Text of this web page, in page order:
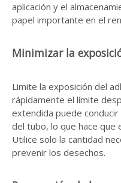
aplicación y el
papel importante en el
Minimizar la
Limite la exposición del
rápidamente el límite
extendida puede
del tubo, lo que hace que
Utilice solo la cantidad
prevenir los desechos.